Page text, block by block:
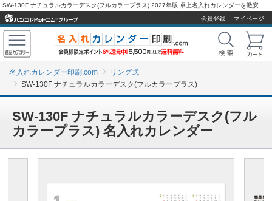
会員登録
マイページ
名入れカレンダー印刷.com
リング式
SW-130F ナチュラルカラーデスク(フルカラープラス)
SW-130F ナチュラルカラーデスク(フル
カラープラス) 名入れカレンダー